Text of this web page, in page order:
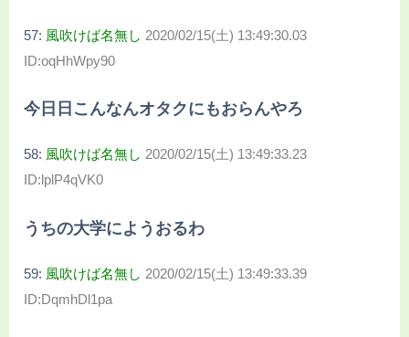
57: 風吹けば名無し 2020/02/15(土) 13:49:30.03
ID:oqHhWpy90
今日日こんなんオタクにもおらんやろ
58: 風吹けば名無し 2020/02/15(土) 13:49:33.23
ID:lplP4qVK0
うちの大学にようおるわ
59: 風吹けば名無し 2020/02/15(土) 13:49:33.39
ID:DqmhDl1pa